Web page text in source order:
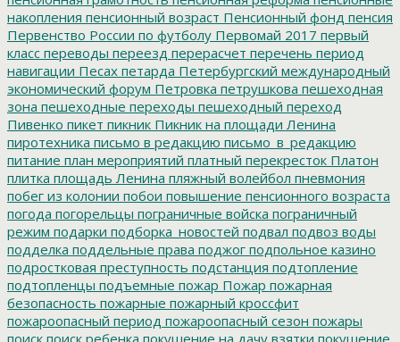
накопления пенсионный возраст Пенсионный фонд пенсия
Первенство России по футболу Первомай 2017 первый
класс переводы переезд перерасчет перечень период
навигации Песах петарда Петербургский международный
экономический форум Петровка петрушкова пешеходная
зона пешеходные переходы пешеходный переход
Пивенко пикет пикник Пикник на площади Ленина
пиротехника письмо в редакцию письмо_в_редакцию
питание план мероприятий платный перекресток Платон
плитка площадь Ленина пляжный волейбол пневмония
побег из колонии побои повышение пенсионного возраста
погода погорельцы пограничные войска пограничный
режим подарки подборка_новостей подвал подвоз воды
подделка поддельные права поджог подпольное казино
подростковая преступность подстанция подтопление
подтопленцы подъемные пожар Пожар пожарная
безопасность пожарные пожарный кроссфит
пожароопасный период пожароопасный сезон пожары
поиск поиск ребенка покушение на дачу взятки покушение